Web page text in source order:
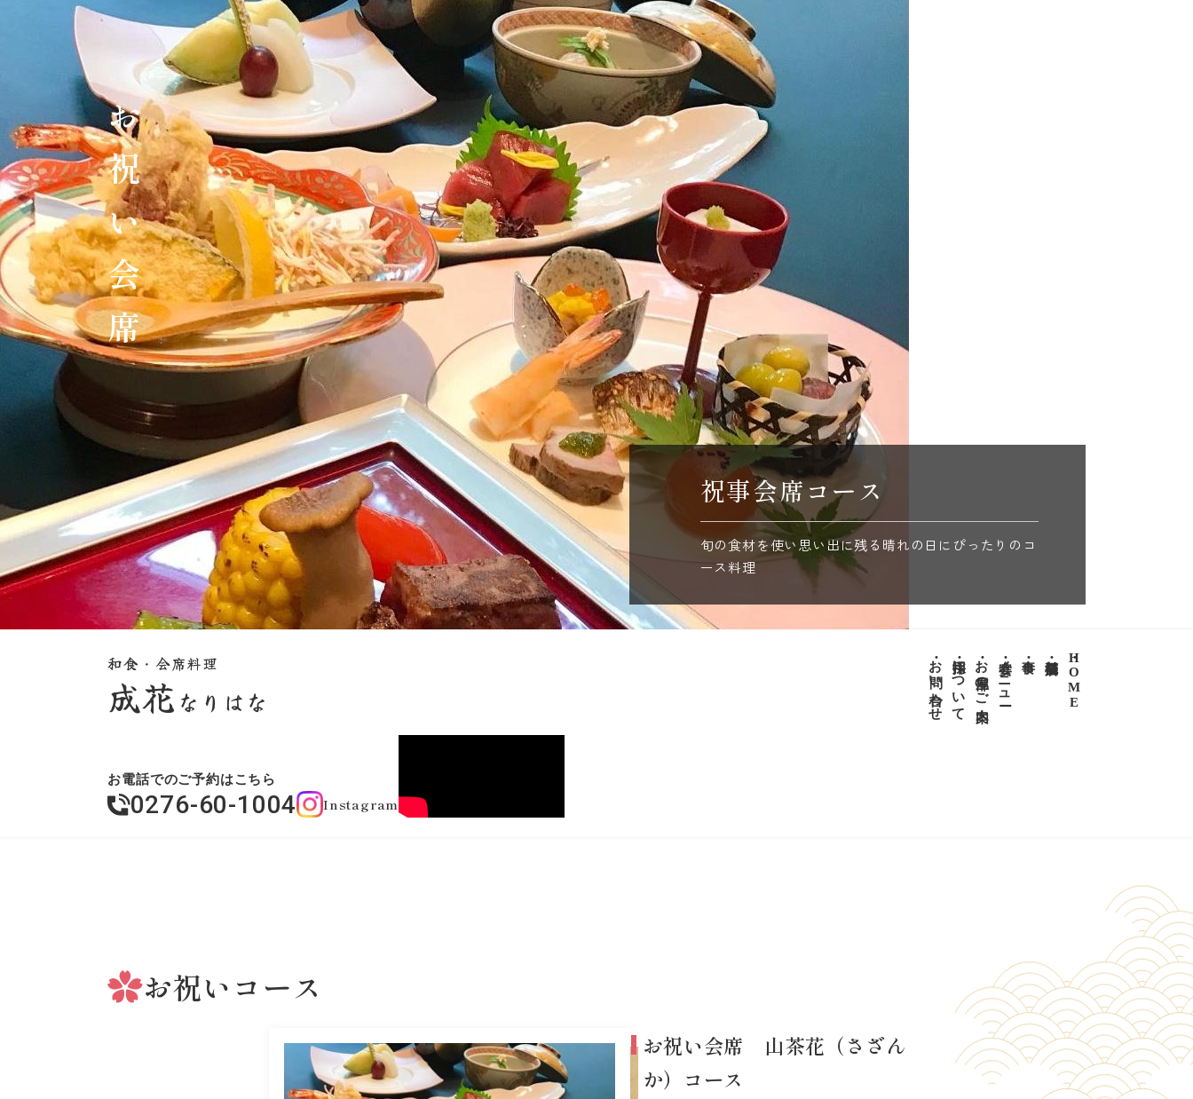
お祝い会席
祝事会席コース
旬の食材を使い思い出に残る晴れの日にぴったりのコ
ース料理
和食・会席料理
成花 なりはな
お電話でのご予約はこちら
0276-60-1004 Instagram
・お問い合わせ・採用について・お部屋のご案内 ・宴会メニュー ・HOME
お祝いコース
お祝い会席 山茶花（さざん
か）コース